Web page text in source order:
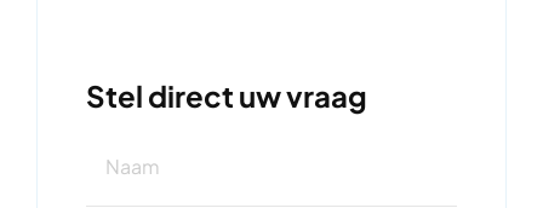
Stel direct uw vraag